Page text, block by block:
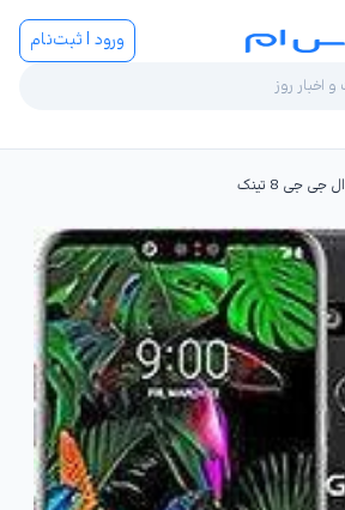
ورود | ثبت‌نام
ال جی جی 8 تینک